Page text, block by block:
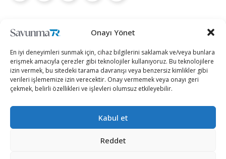
Onayı Yönet
En iyi deneyimleri sunmak için, cihaz bilgilerini saklamak ve/veya bunlara
erişmek amacıyla çerezler gibi teknolojiler kullanıyoruz. Bu teknolojilere
izin vermek, bu sitedeki tarama davranışı veya benzersiz kimlikler gibi
verileri işlememize izin verecektir. Onay vermemek veya onayı geri
çekmek, belirli özellikleri ve işlevleri olumsuz etkileyebilir.
Kabul et
Reddet
Savunma Sanayii
Hava Platformları
Kara Platformları
Deniz Platformları
İnsansız Sistemler
Kategoriler
Siber Güvenlik
Teknoloji
Röportajlar
Politika
Dosya Haber
SavunmaTR
Hakkımızda
Kariyer
Gizlilik Politikası
Künye